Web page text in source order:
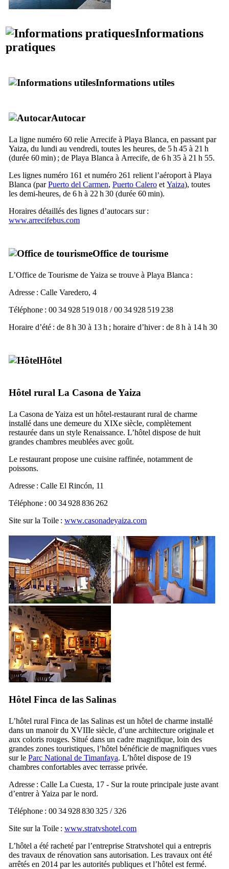
Informations
pratiques
Informations utiles
Autocar
La ligne numéro 60 relie Arrecife à Playa Blanca, en passant par
Yaiza, du lundi au vendredi, toutes les heures, de 5 h 45 à 21 h
(durée 60 min) ; de Playa Blanca à Arrecife, de 6 h 35 à 21 h 55.
Les lignes numéro 161 et numéro 261 relient l’aéroport à Playa
Blanca (parPuerto del Carmen, Puerto Calero et Yaiza), toutes
les demi-heures, de 6 h à 22 h 30 (durée 60 min).
Horaires détaillés des lignes d’autocars sur :
www.arrecifebus.com
Office de tourisme
L’Office de Tourisme de Yaiza se trouve à Playa Blanca :
Adresse : Calle Varedero, 4
Téléphone : 00 34 928 519 018 / 00 34 928 519 238
Horaire d’été : de 8 h 30 à 13 h ; horaire d’hiver : de 8 h à 14 h 30
Hôtel
Hôtel rural La Casona de Yaiza
La Casona de Yaiza est un hôtel-restaurant rural de charme
installé dans une demeure du XIXe siècle, complètement
restaurée dans un style Renaissance. L’hôtel dispose de huit
grandes chambres meublées avec goût.
Le restaurant propose une cuisine raffinée, notamment de
poissons.
Adresse : Calle El Rincón, 11
Téléphone : 00 34 928 836 262
Site sur la Toile : www.casonadeyaiza.com
Hôtel Finca de las Salinas
L’hôtel rural Finca de las Salinas est un hôtel de charme installé
dans un manoir du XVIIIe siècle, d’une architecture originale et
aux coloris rouges. Situé dans un cadre magnifique, loin des
grandes zones touristiques, l’hôtel bénéficie de magnifiques vues
sur le Parc National de Timanfaya. L’hôtel dispose de 19
chambres confortables avec terrasse privée.
Adresse : Calle La Cuesta, 17 - Sur la route principale juste avant
d’entrer à Yaiza par le nord.
Téléphone : 00 34 928 830 325 / 326
Site sur la Toile : www.stratvshotel.com
L’hôtel a été racheté par l’entreprise Stratvshotel qui a entrepris
des travaux de rénovation sans autorisation. Les travaux ont été
arrêtés en 2014 par les autorités publiques et l’hôtel est fermé.